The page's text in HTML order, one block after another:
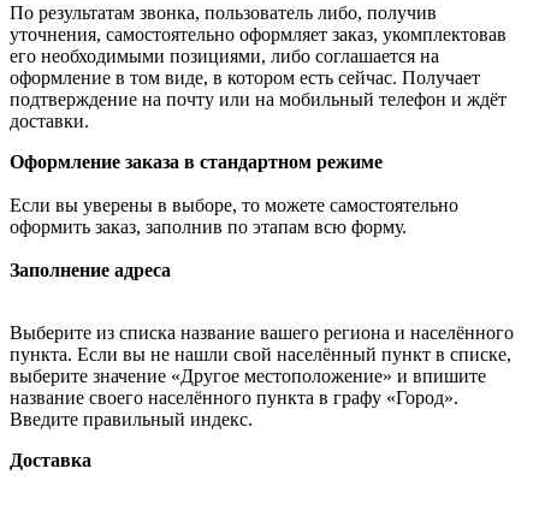
По результатам звонка, пользователь либо, получив
уточнения, самостоятельно оформляет заказ, укомплектовав
его необходимыми позициями, либо соглашается на
оформление в том виде, в котором есть сейчас. Получает
подтверждение на почту или на мобильный телефон и ждёт
доставки.
Оформление заказа в стандартном режиме
Если вы уверены в выборе, то можете самостоятельно
оформить заказ, заполнив по этапам всю форму.
Заполнение адреса
Выберите из списка название вашего региона и населённого
пункта. Если вы не нашли свой населённый пункт в списке,
выберите значение «Другое местоположение» и впишите
название своего населённого пункта в графу «Город».
Введите правильный индекс.
Доставка